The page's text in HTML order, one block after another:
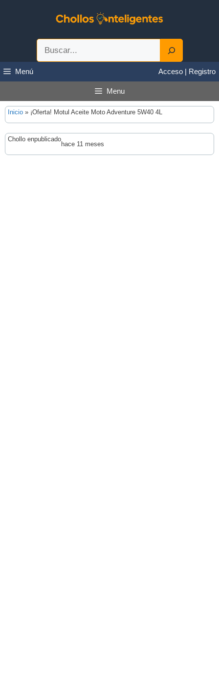
Menú Acceso | Registro
Menu
Inicio » ¡Oferta! Motul Aceite Moto Adventure 5W40 4L
Chollo enpublicado
hace 11 meses